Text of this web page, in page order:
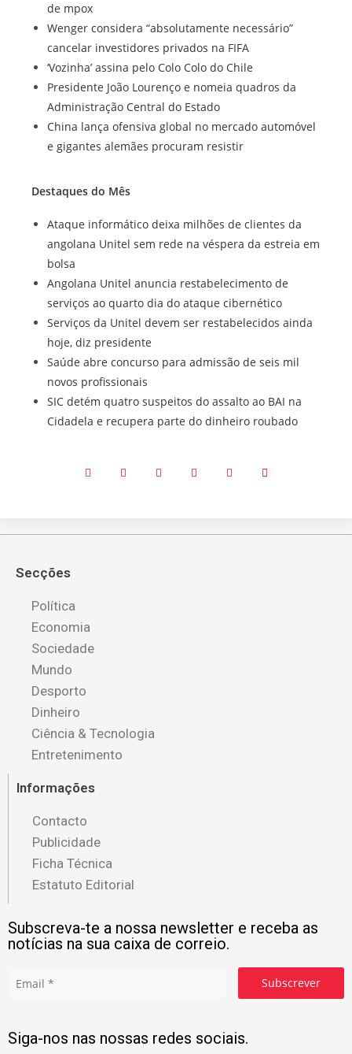
de mpox
Wenger considera “absolutamente necessário”
cancelar investidores privados na FIFA
‘Vozinha’ assina pelo Colo Colo do Chile
Presidente João Lourenço e nomeia quadros da
Administração Central do Estado
China lança ofensiva global no mercado automóvel
e gigantes alemães procuram resistir
Destaques do Mês
Ataque informático deixa milhões de clientes da
angolana Unitel sem rede na véspera da estreia em
bolsa
Angolana Unitel anuncia restabelecimento de
serviços ao quarto dia do ataque cibernético
Serviços da Unitel devem ser restabelecidos ainda
hoje, diz presidente
Saúde abre concurso para admissão de seis mil
novos profissionais
SIC detém quatro suspeitos do assalto ao BAI na
Cidadela e recupera parte do dinheiro roubado
Secções
Política
Economia
Sociedade
Mundo
Desporto
Dinheiro
Ciência & Tecnologia
Entretenimento
Informações
Contacto
Publicidade
Ficha Técnica
Estatuto Editorial
Subscreva-te a nossa newsletter e receba as
notícias na sua caixa de correio.
Subscrever
Siga-nos nas nossas redes sociais.